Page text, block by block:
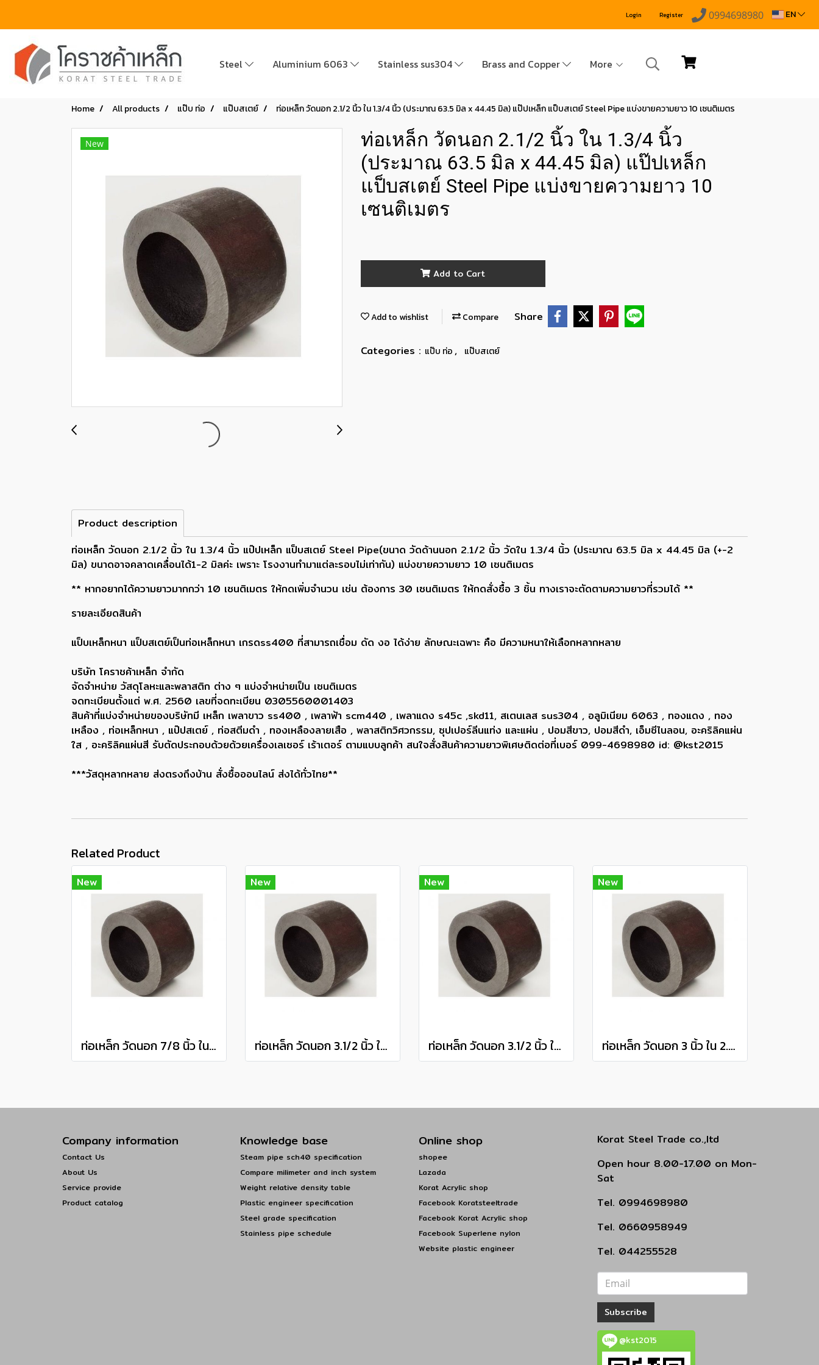
Login Register 0994698980 EN
Steel Aluminium 6063 Stainless sus304 Brass and Copper More
Home All products แป๊บ ท่อ แป๊บสเตย์ ท่อเหล็ก วัดนอก 2.1/2 นิ้ว ใน 1.3/4 นิ้ว (ประมาณ 63.5 มิล x 44.45 มิล) แป๊ปเหล็ก แป็บสเตย์ Steel Pipe แบ่งขายความยาว 10 เซนติเมตร
New
ท่อเหล็ก วัดนอก 2.1/2 นิ้ว ใน 1.3/4 นิ้ว
(ประมาณ 63.5 มิล x 44.45 มิล) แป๊ปเหล็ก
แป็บสเตย์ Steel Pipe แบ่งขายความยาว 10
เซนติเมตร
Add to Cart
Add to wishlist Compare Share
Categories : แป๊บ ท่อ , แป๊บสเตย์
Product description
ท่อเหล็ก วัดนอก 2.1/2 นิ้ว ใน 1.3/4 นิ้ว แป๊ปเหล็ก แป็บสเตย์ Steel Pipe(ขนาด วัดด้านนอก 2.1/2 นิ้ว วัดใน 1.3/4 นิ้ว (ประมาณ 63.5 มิล x 44.45 มิล (+-2
มิล) ขนาดอาจคลาดเคลื่อนได้1-2 มิลค่ะ เพราะ โรงงานทำมาแต่ละรอบไม่เท่ากัน) แบ่งขายความยาว 10 เซนติเมตร
** หากอยากได้ความยาวมากกว่า 10 เซนติเมตร ให้กดเพิ่มจำนวน เช่น ต้องการ 30 เซนติเมตร ให้กดสั่งซื้อ 3 ชิ้น ทางเราจะตัดตามความยาวที่รวมได้ **
รายละเอียดสินค้า
แป็บเหล็กหนา แป็บสเตย์เป็นท่อเหล็กหนา เกรดss400 ที่สามารถเชื่อม ดัด งอ ได้ง่าย ลักษณะเฉพาะ คือ มีความหนาให้เลือกหลากหลาย
บริษัท โคราชค้าเหล็ก จำกัด
จัดจำหน่าย วัสดุโลหะและพลาสติก ต่าง ๆ แบ่งจำหน่ายเป็น เซนติเมตร
จดทะเบียนตั้งแต่ พ.ศ. 2560 เลขที่จดทะเบียน 0305560001403
สินค้าที่แบ่งจำหน่ายของบริษัทมี เหล็ก เพลาขาว ss400 , เพลาฟ้า scm440 , เพลาแดง s45c ,skd11, สเตนเลส sus304 , อลูมิเนียม 6063 , ทองแดง , ทอง
เหลือง , ท่อเหล็กหนา , แป๊ปสเตย์ , ท่อสตีมดำ , ทองเหลืองลายเสือ , พลาสติกวิศวกรรม, ซุปเปอร์ลีนแท่ง และแผ่น , ปอมสีขาว, ปอมสีดำ, เอ็มซีไนลอน, อะคริลิคแผ่น
ใส , อะคริลิคแผ่นสี รับตัดประกอบด้วยด้วยเครื่องเลเซอร์ เร้าเตอร์ ตามแบบลูกค้า สนใจสั่งสินค้าความยาวพิเศษติดต่อที่เบอร์ 099-4698980 id: @kst2015
***วัสดุหลากหลาย ส่งตรงถึงบ้าน สั่งซื้อออนไลน์ ส่งได้ทั่วไทย**
Related Product
New
ท่อเหล็ก วัดนอก 7/8 นิ้ว ใน 1/2 นิ้ว (ประมาณ 22.22 มิล x 12.7 มิล) แป๊ปเหล็ก แป็บสเตย์ Steel Pipe แบ่งขายความยาว 10 เซนติเมตร
New
ท่อเหล็ก วัดนอก 3.1/2 นิ้ว ใน 1.3/4 นิ้ว (ประมาณ 88.9 มิล x 44.45 มิล) แป๊ปเหล็ก แป็บสเตย์ Steel Pipe แบ่งขายความยาว 10 เซนติเมตร
New
ท่อเหล็ก วัดนอก 3.1/2 นิ้ว ใน 3 นิ้ว (ประมาณ 88.9 มิล x 76.2 มิล) แป๊ปเหล็ก แป็บสเตย์ Steel Pipe แบ่งขายความยาว 10 เซนติเมตร
New
ท่อเหล็ก วัดนอก 3 นิ้ว ใน 2.3/8 นิ้ว (ประมาณ 76.2 มิล x 61 มิล) แป๊ปเหล็ก แป็บสเตย์ Steel Pipe แบ่งขายความยาว 10 เซนติเมตร
Company information
Contact Us
About Us
Service provide
Product catalog
Knowledge base
Steam pipe sch40 specification
Compare milimeter and inch system
Weight relative density table
Plastic engineer specification
Steel grade specification
Stainless pipe schedule
Online shop
shopee
Lazada
Korat Acrylic shop
Facebook Koratsteeltrade
Facebook Korat Acrylic shop
Facebook Superlene nylon
Website plastic engineer
Korat Steel Trade co.,ltd
Open hour 8.00-17.00 on Mon-
Sat
Tel. 0994698980
Tel. 0660958949
Tel. 044255528
Subscribe
@kst2015